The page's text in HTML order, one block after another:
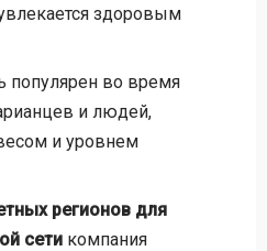
здоровым
популярен во время
и людей,
и уровнем
регионов для
сети компания